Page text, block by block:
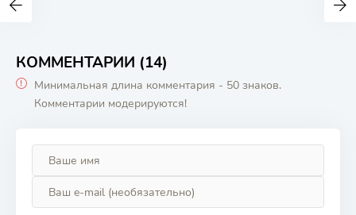
КОММЕНТАРИИ (14)
Минимальная длина комментария - 50 знаков.
Комментарии модерируются!